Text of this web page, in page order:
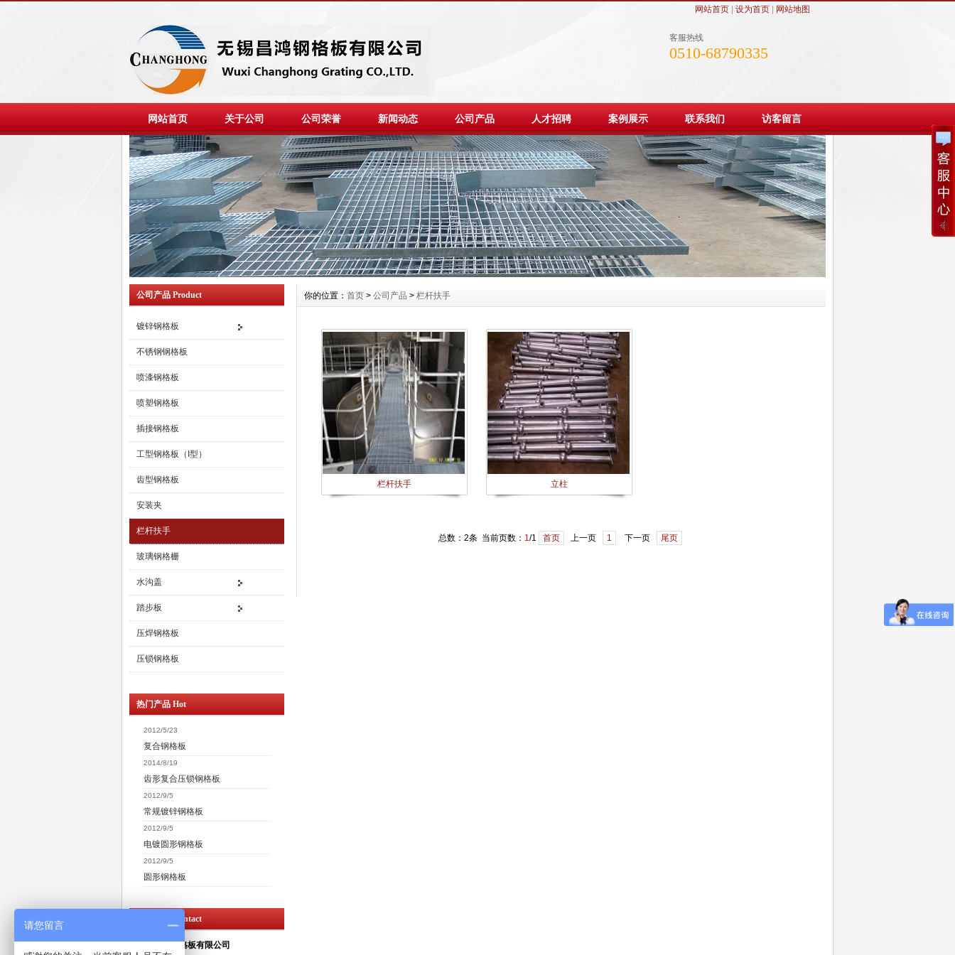
网站首页| 设为首页| 网站地图
客服热线
0510-68790335
网站首页 关于公司 公司荣誉 新闻动态 公司产品 人才招聘 案例展示 联系我们 访客留言
公司产品 Product
镀锌钢格板
不锈钢钢格板
喷漆钢格板
喷塑钢格板
插接钢格板
工型钢格板（I型）
齿型钢格板
安装夹
栏杆扶手
玻璃钢格栅
水沟盖
踏步板
压焊钢格板
压锁钢格板
热门产品 Hot
2012/5/23
复合钢格板
2014/8/19
齿形复合压锁钢格板
2012/9/5
常规镀锌钢格板
2012/9/5
电镀圆形钢格板
2012/9/5
圆形钢格板
联系方式 Contact
无锡昌鸿钢格板有限公司
你的位置： 首页 > 公司产品 > 栏杆扶手
栏杆扶手 立柱
总数：2条 当前页数： 1/1 首页 上一页 1 下一页 尾页
请您留言